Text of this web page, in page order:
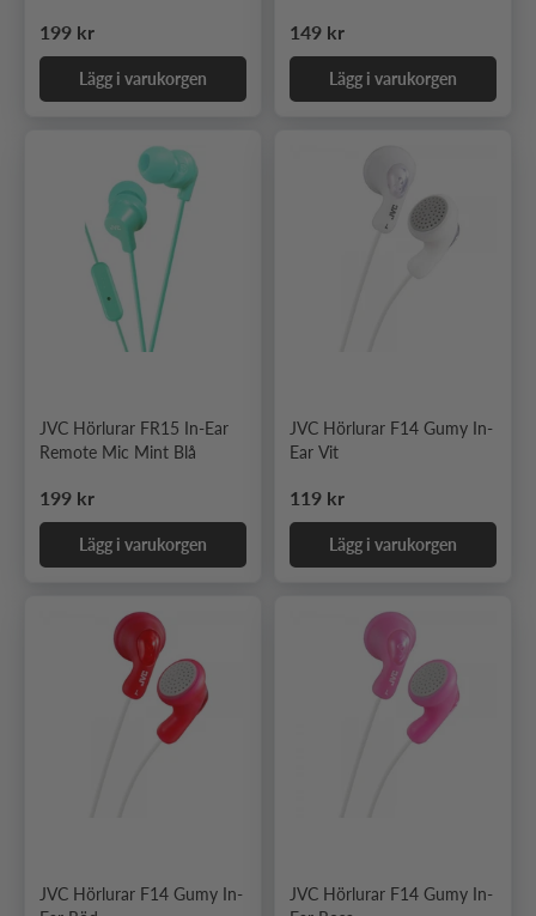
Ordinarie pris
199 kr
Lägg i varukorgen
Ordinarie pris
149 kr
Lägg i varukorgen
JVC Hörlurar FR15 In-Ear
Remote Mic Mint Blå
Ordinarie pris
199 kr
Lägg i varukorgen
JVC Hörlurar F14 Gumy In-
Ear Vit
Ordinarie pris
119 kr
Lägg i varukorgen
JVC Hörlurar F14 Gumy In-
JVC Hörlurar F14 Gumy In-